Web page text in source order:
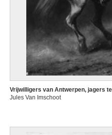
Vrijwilligers van Antwerpen, jagers
Jules Van Imschoot